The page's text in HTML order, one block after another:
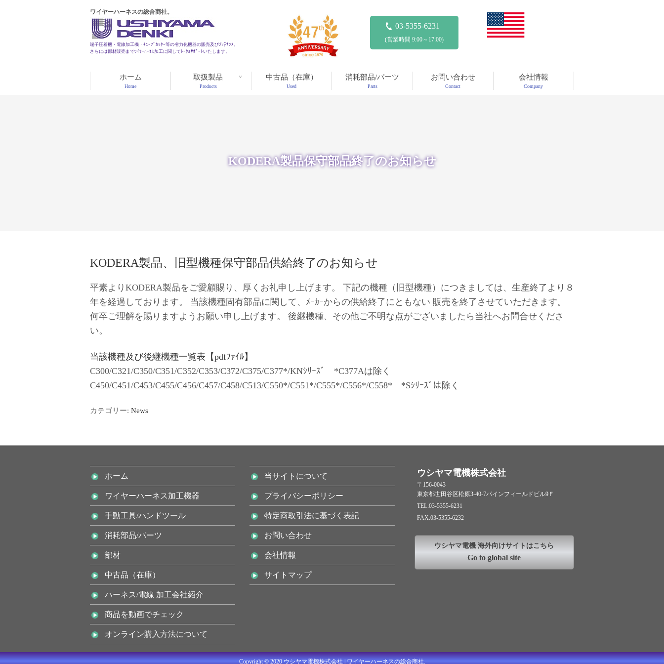
ワイヤーハーネスの総合商社。
端子圧着機・電線加工機・ﾁｭｰﾌﾞｶｯﾀｰ等の省力化機器の販売及びﾒﾝﾃﾅﾝｽ。
さらには部材販売までﾜｲﾔｰﾊｰﾈｽ加工に関してﾄｰﾀﾙｻﾎﾟｰﾄいたします。
03-5355-6231
(営業時間 9:00～17:00)
ホーム
Home
取扱製品
Products
中古品（在庫）
Used
消耗部品/パーツ
Parts
お問い合わせ
Contact
会社情報
Company
KODERA製品保守部品終了のお知らせ
KODERA製品、旧型機種保守部品供給終了のお知らせ
平素よりKODERA製品をご愛顧賜り、厚くお礼申し上げます。 下記の機種（旧型機種）につきましては、生産終了より８
年を経過しております。 当該機種固有部品に関して、ﾒｰｶｰからの供給終了にともない 販売を終了させていただきます。
何卒ご理解を賜りますようお願い申し上げます。 後継機種、その他ご不明な点がございましたら当社へお問合せくださ
い。
当該機種及び後継機種一覧表【pdfﾌｧｲﾙ】
C300/C321/C350/C351/C352/C353/C372/C375/C377*/KNｼﾘｰｽﾞ *C377Aは除く
C450/C451/C453/C455/C456/C457/C458/C513/C550*/C551*/C555*/C556*/C558* *Sｼﾘｰｽﾞは除く
カテゴリー: News
ホーム
ワイヤーハーネス加工機器
手動工具/ハンドツール
消耗部品/パーツ
部材
中古品（在庫）
ハーネス/電線 加工会社紹介
商品を動画でチェック
オンライン購入方法について
当サイトについて
プライバシーポリシー
特定商取引法に基づく表記
お問い合わせ
会社情報
サイトマップ
ウシヤマ電機株式会社
〒156-0043
東京都世田谷区松原3-40-7パインフィールドビル9Ｆ
TEL:03-5355-6231
FAX:03-5355-6232
ウシヤマ電機 海外向けサイトはこちら
Go to global site
Copyright © 2020 ウシヤマ電機株式会社 | ワイヤーハーネスの総合商社.